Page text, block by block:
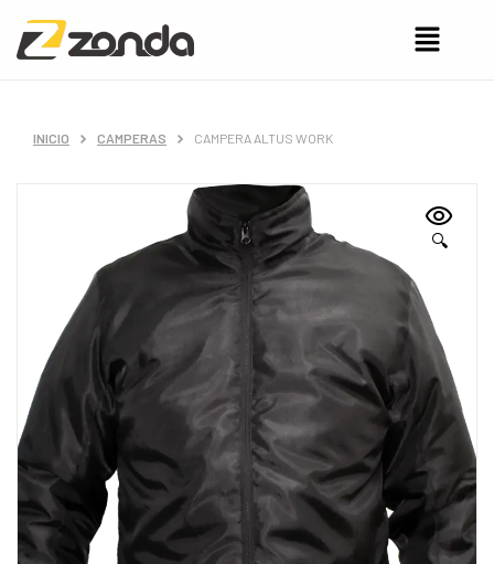
INICIO CAMPERAS CAMPERA ALTUS WORK
🔍